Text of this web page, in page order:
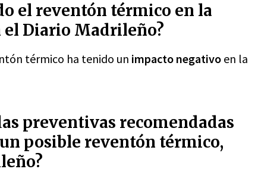
el reventón térmico en la
el Diario Madrileño?
térmico ha tenido un impacto negativo en la
preventivas recomendadas
posible reventón térmico,